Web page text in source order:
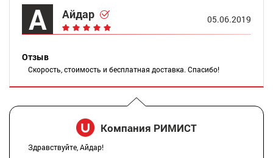
А Айдар 05.06.2019
Отзыв
Скорость, стоимость и бесплатная доставка. Спасибо!
Компания РИМИСТ
Здравствуйте, Айдар!